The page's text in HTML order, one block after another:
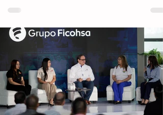
Geológico de Estados Unidos (USGS), el
epicentro se localizó a una profundidad
10 kilómetros y a poco más de 30
kilómetros de la provincia de Sarangani,
sin que los organismos internacionales
emitieran una alerta de tsunami para las
zonas costeras. A p